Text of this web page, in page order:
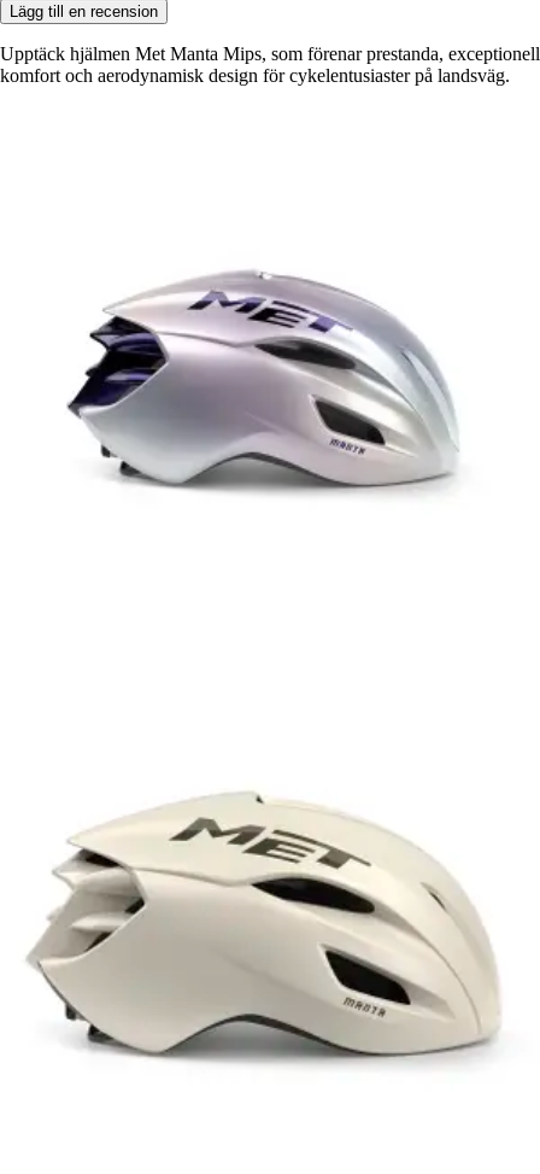
Lägg till en recension
Upptäck hjälmen Met Manta Mips, som förenar prestanda, exceptionell
komfort och aerodynamisk design för cykelentusiaster på landsväg.